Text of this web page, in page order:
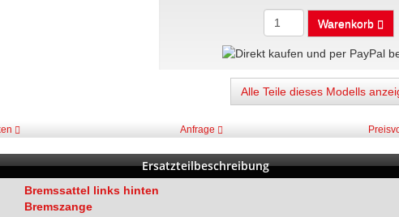
Warenkorb
Alle Teile dieses Modells
Anfrage
Ersatzteilbeschreibung
Bremssattel links hinten
Bremszange